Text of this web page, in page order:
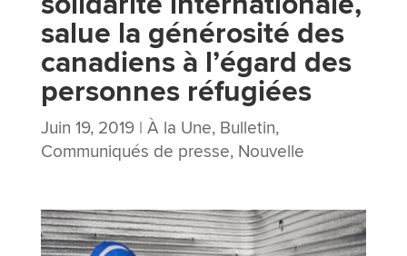
salue la générosité des
canadiens à l’égard des
personnes réfugiées
Juin 19, 2019| À la Une, Bulletin,
Communiqués de presse, Nouvelle